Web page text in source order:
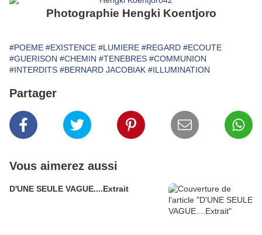
Photographie Hengki Koentjoro
#POEME #EXISTENCE #LUMIERE #REGARD #ECOUTE
#GUERISON #CHEMIN #TENEBRES #COMMUNION
#INTERDITS #BERNARD JACOBIAK #ILLUMINATION
Partager
Vous aimerez aussi
D'UNE SEULE VAGUE....Extrait